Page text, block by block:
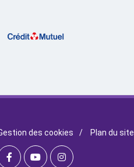
des cookies / Plan du site